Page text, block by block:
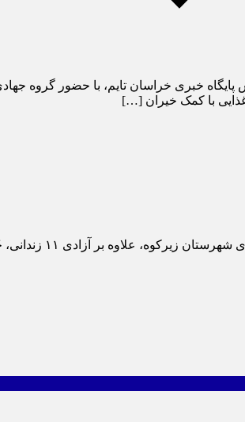
پایگاه خبری خراسان تایم، با حضور گروه
به گزارش پایگاه